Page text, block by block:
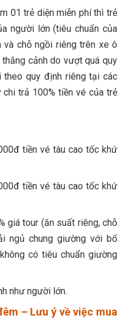
01 trẻ diện miễn phí thì trẻ
người lớn (tiêu chuẩn của
chỗ ngồi riêng trên xe ô
cảnh do vượt quá quy
theo quy định riêng tại các
trả 100% tiền vé của trẻ
tiền vé tàu cao tốc khứ
tiền vé tàu cao tốc khứ
tour (ăn suất riêng, chỗ
ngủ chung giường với bố
có tiêu chuẩn giường
như người lớn.
– Lưu ý về việc mua